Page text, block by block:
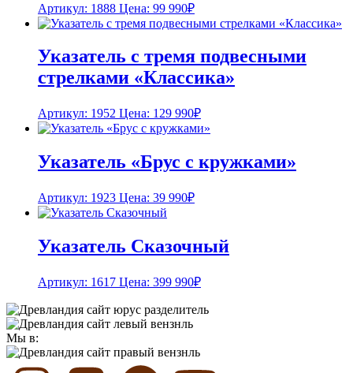
Артикул: 1888 Цена: 99 990₽
Указатель с тремя подвесными
стрелками «Классика»
Артикул: 1952 Цена: 129 990₽
Указатель «Брус с кружками»
Артикул: 1923 Цена: 39 990₽
Указатель Сказочный
Артикул: 1617 Цена: 399 990₽
Мы в: